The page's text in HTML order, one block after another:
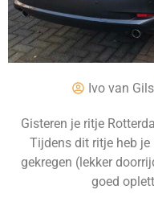
Ivo van Gils
Gisteren je ritje
Tijdens dit ritje heb
gekregen (lekker
goed